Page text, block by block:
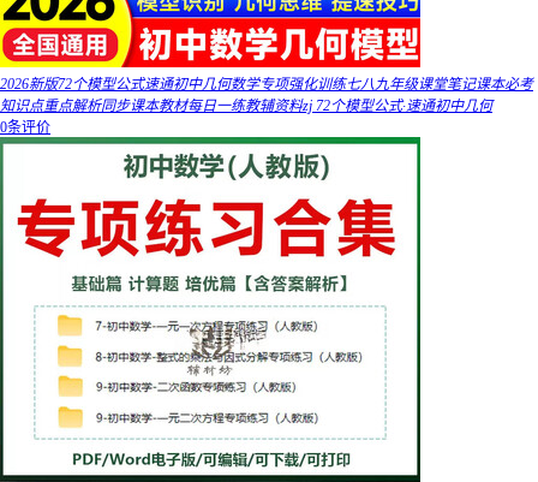
2026新版72个模型公式速通初中几何数学专项强化训练七八九年级课堂笔记课本必考
知识点重点解析同步课本教材每日一练教辅资料zj 72个模型公式·速通初中几何
0条评价